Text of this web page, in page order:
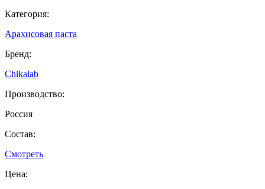
Категория:
Арахисовая паста
Бренд:
Chikalab
Производство:
Россия
Состав:
Смотреть
Цена: